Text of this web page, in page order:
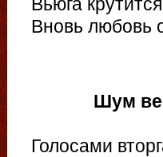
Вновь любовь
Шум
Голосами